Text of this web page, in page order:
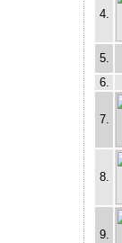
4.
5.
6.
7.
8.
9.